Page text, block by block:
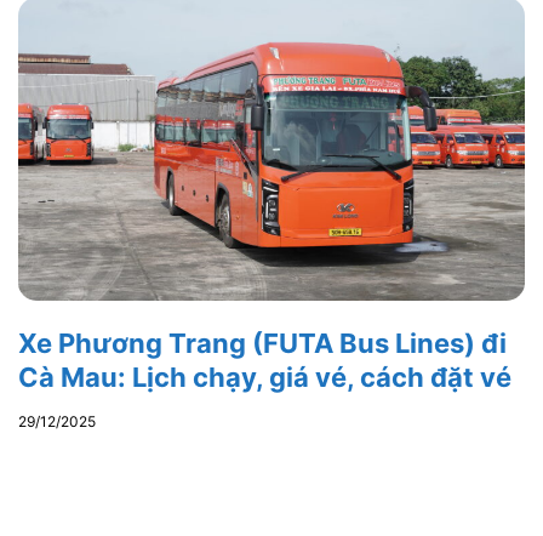
Xe Phương Trang (FUTA Bus Lines) đi
Cà Mau: Lịch chạy, giá vé, cách đặt vé
29/12/2025